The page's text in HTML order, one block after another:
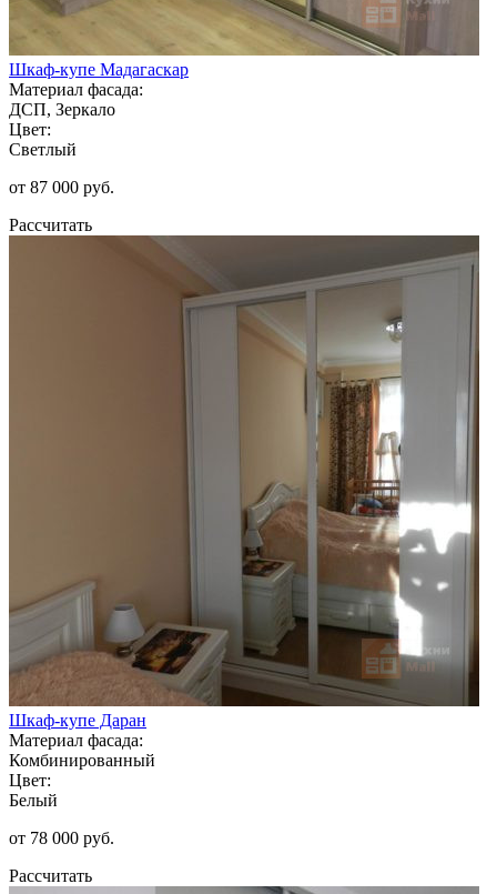
Шкаф-купе Мадагаскар
Материал фасада:
ДСП, Зеркало
Цвет:
Светлый
от 87 000 руб.
Рассчитать
Шкаф-купе Даран
Материал фасада:
Комбинированный
Цвет:
Белый
от 78 000 руб.
Рассчитать